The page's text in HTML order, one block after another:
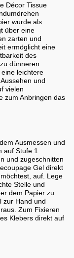
Décor Tissue
wurde als
über eine
zarten und
ermöglicht eine
des
dünneren
leichtere
und
vielen
zum Anbringen das
Ausmessen und
auf Stufe 1
und zugeschnitten
Gel direkt
auf. Lege
Stelle und
dem Papier zu
zur Hand und
Zum Fixieren
Klebers direkt auf